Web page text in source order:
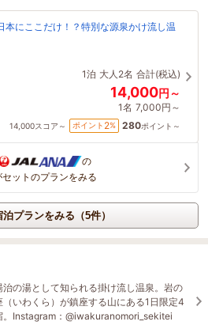
本にここだけ！？特別な源泉かけ流し温
1泊 大人2名 合計(税込)
14,000円～
1名 7,000円～
14,000スコア～ ポイント 2% 280ポイント～
の
ットのプランをみる
プランをみる（5件）
治の湯として知られる掛け流し温泉。岩の
（いわくら）が鎮座する山にある1日限定4
。Instagram：@iwakuranomori_sekitei